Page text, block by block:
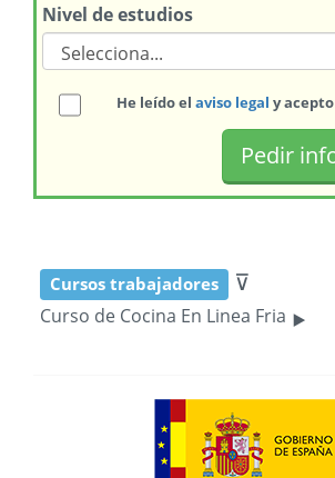
Nivel de estudios
He leído el aviso legal y acepto
Cursos trabajadores ⊽
Curso de Cocina En Linea Fria ‣